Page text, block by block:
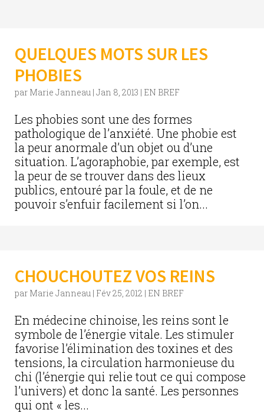
QUELQUES MOTS SUR LES
PHOBIES
par Marie Janneau | Jan 8, 2013 | EN BREF
Les phobies sont une des formes
pathologique de l’anxiété. Une phobie est
la peur anormale d’un objet ou d’une
situation. L’agoraphobie, par exemple, est
la peur de se trouver dans des lieux
publics, entouré par la foule, et de ne
pouvoir s’enfuir facilement si l’on...
CHOUCHOUTEZ VOS REINS
par Marie Janneau | Fév 25, 2012 | EN BREF
En médecine chinoise, les reins sont le
symbole de l’énergie vitale. Les stimuler
favorise l’élimination des toxines et des
tensions, la circulation harmonieuse du
chi (l’énergie qui relie tout ce qui compose
l’univers) et donc la santé. Les personnes
qui ont « les...